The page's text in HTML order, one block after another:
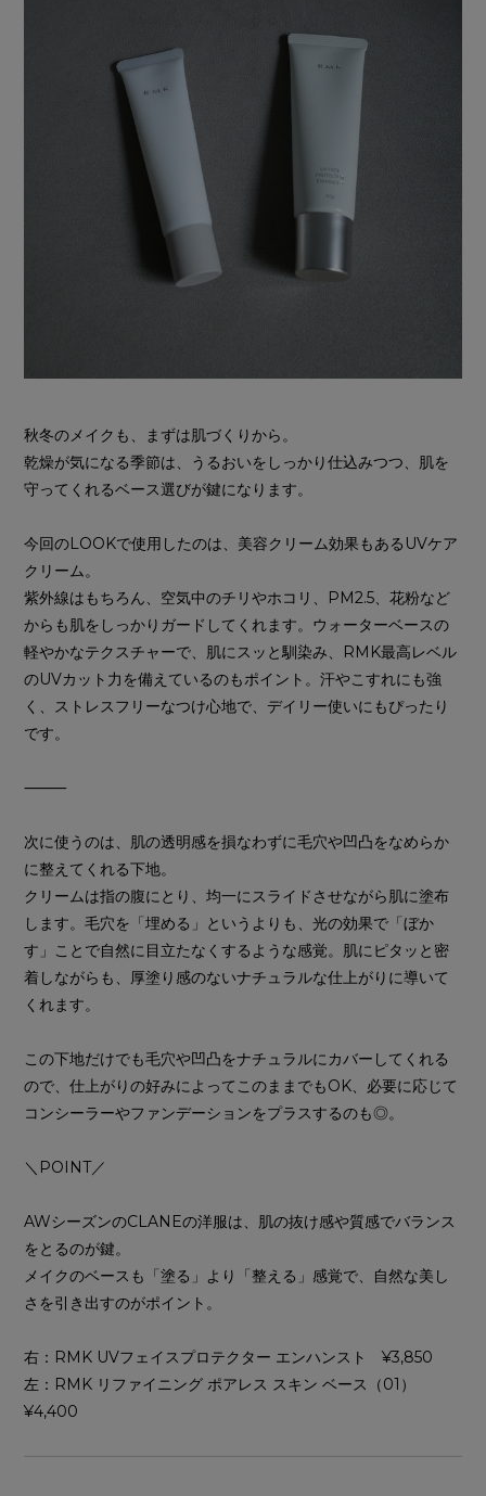
秋冬のメイクも、まずは肌づくりから。
乾燥が気になる季節は、うるおいをしっかり仕込みつつ、肌を
守ってくれるベース選びが鍵になります。
今回のLOOKで使用したのは、美容クリーム効果もあるUVケア
クリーム。
紫外線はもちろん、空気中のチリやホコリ、PM2.5、花粉など
からも肌をしっかりガードしてくれます。ウォーターベースの
軽やかなテクスチャーで、肌にスッと馴染み、RMK最高レベル
のUVカット力を備えているのもポイント。汗やこすれにも強
く、ストレスフリーなつけ心地で、デイリー使いにもぴったり
です。
⸻
次に使うのは、肌の透明感を損なわずに毛穴や凹凸をなめらか
に整えてくれる下地。
クリームは指の腹にとり、均一にスライドさせながら肌に塗布
します。毛穴を「埋める」というよりも、光の効果で「ぼか
す」ことで自然に目立たなくするような感覚。肌にピタッと密
着しながらも、厚塗り感のないナチュラルな仕上がりに導いて
くれます。
この下地だけでも毛穴や凹凸をナチュラルにカバーしてくれる
ので、仕上がりの好みによってこのままでもOK、必要に応じて
コンシーラーやファンデーションをプラスするのも◎。
＼POINT／
AWシーズンのCLANEの洋服は、肌の抜け感や質感でバランス
をとるのが鍵。
メイクのベースも「塗る」より「整える」感覚で、自然な美し
さを引き出すのがポイント。
右：RMK UVフェイスプロテクター エンハンスト ¥3,850
左：RMK リファイニング ポアレス スキン ベース（01）
¥4,400